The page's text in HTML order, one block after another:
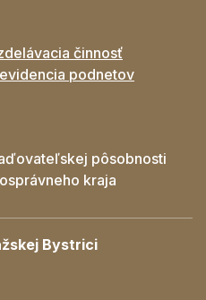
činnosť
podnetov
pôsobnosti
kraja
Bystrici